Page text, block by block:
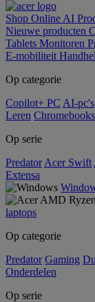
Shop Online AI
Nieuwe producten
Tablets Monitoren
E-mobiliteit
Op categorie
Copilot+ PC AI-pc's
Leren Chromebooks
Op serie
Predator Acer Swift
Extensa
laptops
Op categorie
Predator Gaming
Onderdelen
Op serie